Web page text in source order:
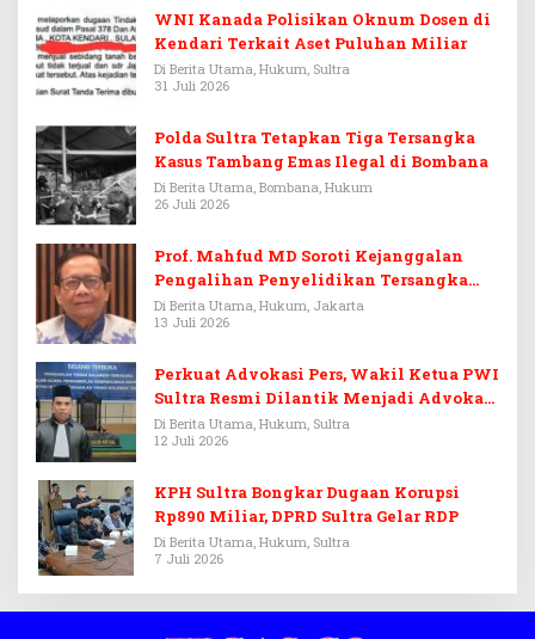
WNI Kanada Polisikan Oknum Dosen di
Kendari Terkait Aset Puluhan Miliar
Di Berita Utama, Hukum, Sultra
31 Juli 2026
Polda Sultra Tetapkan Tiga Tersangka
Kasus Tambang Emas Ilegal di Bombana
Di Berita Utama, Bombana, Hukum
26 Juli 2026
Prof. Mahfud MD Soroti Kejanggalan
Pengalihan Penyelidikan Tersangka
Febrie Adriansyah
Di Berita Utama, Hukum, Jakarta
13 Juli 2026
Perkuat Advokasi Pers, Wakil Ketua PWI
Sultra Resmi Dilantik Menjadi Advokat
PERADI
Di Berita Utama, Hukum, Sultra
12 Juli 2026
KPH Sultra Bongkar Dugaan Korupsi
Rp890 Miliar, DPRD Sultra Gelar RDP
Di Berita Utama, Hukum, Sultra
7 Juli 2026